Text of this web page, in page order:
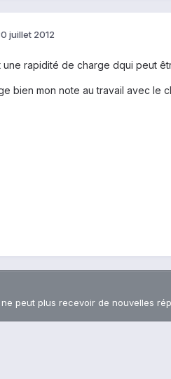
juillet 2012
une rapidité de charge dqui peut
bien mon note au travail avec le
peut plus recevoir de nouvelles